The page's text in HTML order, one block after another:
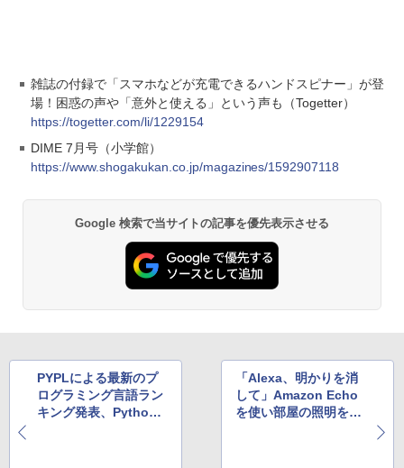
雑誌の付録で「スマホなどが充電できるハンドスピナー」が登
場！困惑の声や「意外と使える」という声も（Togetter）
https://togetter.com/li/1229154
DIME 7月号（小学館）
https://www.shogakukan.co.jp/magazines/1592907118
Google 検索で当サイトの記事を優先表示させる
PYPLによる最新のプ
ログラミング言語ラン
キング発表、Python
「Alexa、明かりを消
して」Amazon Echo
を使い部屋の照明を暗